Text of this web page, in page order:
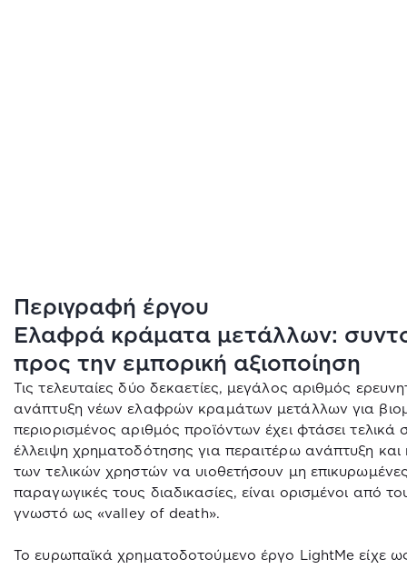
Περιγραφή έργου
Ελαφρά κράματα μετάλλων:
προς την εμπορική αξιοποίηση
Τις τελευταίες δύο δεκαετίες, μεγάλος αριθμός
ανάπτυξη νέων ελαφρών κραμάτων μετάλλων για
περιορισμένος αριθμός προϊόντων έχει φτάσει
έλλειψη χρηματοδότησης για περαιτέρω ανάπτυξη
των τελικών χρηστών να υιοθετήσουν μη
παραγωγικές τους διαδικασίες, είναι ορισμένοι από
γνωστό ως «valley of death».
Το ευρωπαϊκά χρηματοδοτούμενο έργο LightMe είχε